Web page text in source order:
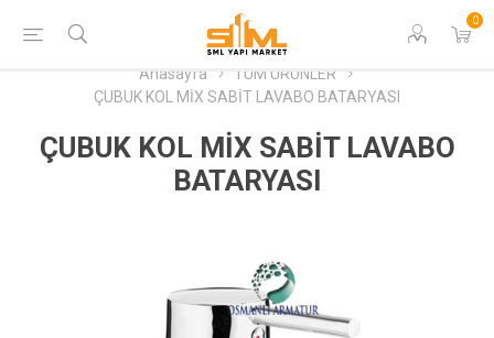
0
Anasayfa
TÜM ÜRÜNLER
ÇUBUK KOL MİX SABİT LAVABO BATARYASI
ÇUBUK KOL MİX SABİT LAVABO
BATARYASI